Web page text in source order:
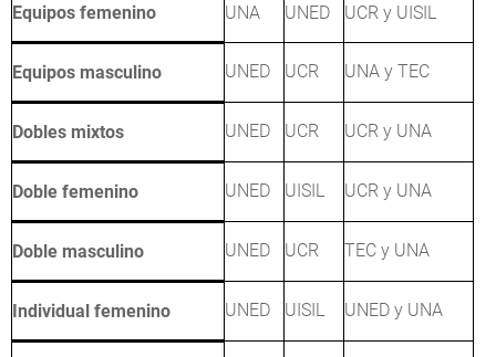
Equipos femenino UNA UNED UCR y UISIL
Equipos masculino UNED UCR UNA y TEC
Dobles mixtos UNED UCR UCR y UNA
Doble femenino UNED UISIL UCR y UNA
Doble masculino UNED UCR TEC y UNA
Individual femenino UNED UISIL UNED y UNA